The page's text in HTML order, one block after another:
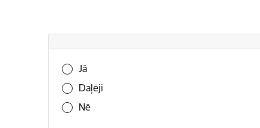
Vai šī informācija bija noderīga?
Jā
Daļēji
Nē